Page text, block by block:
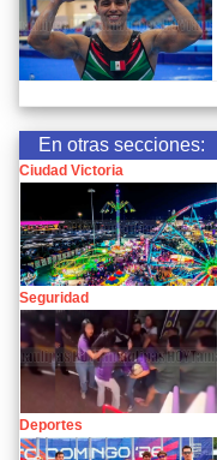
En otras secciones:
Ciudad Victoria
Seguridad
Deportes